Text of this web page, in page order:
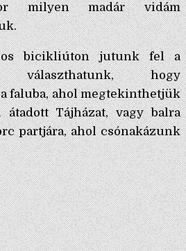
milyen madár vidám
bicikliúton jutunk fel a
hogy
faluba, ahol megtekinthetjük
átadott Tájházat, vagy balra
partjára, ahol csónakázunk